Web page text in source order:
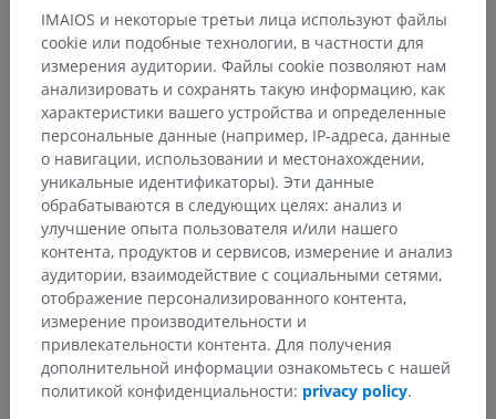
Анатомическая иерархия
Анатомия человека 2
Анатомия человека 1
Системная анатомия>
Сердечно-сосудистая система > Вены>
Верхняя полая вена> Плечеголовная вена>
Трахеальные вены
IMAIOS и некоторые третьи лица используют файлы
cookie или подобные технологии, в частности для
измерения аудитории. Файлы cookie позволяют нам
анализировать и сохранять такую информацию, как
характеристики вашего устройства и определенные
персональные данные (например, IP-адреса, данные
о навигации, использовании и местонахождении,
уникальные идентификаторы). Эти данные
обрабатываются в следующих целях: анализ и
улучшение опыта пользователя и/или нашего
контента, продуктов и сервисов, измерение и анализ
аудитории, взаимодействие с социальными сетями,
отображение персонализированного контента,
измерение производительности и
привлекательности контента. Для получения
дополнительной информации ознакомьтесь с нашей
политикой конфиденциальности: privacy policy.